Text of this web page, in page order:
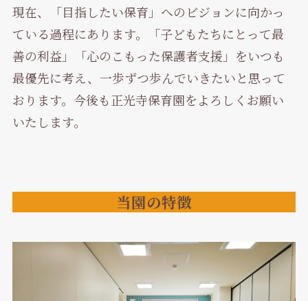
現在、「目指したい保育」へのビジョンに向かっ
ている過程にあります。「子どもたちにとって最
善の利益」「心のこもった保護者支援」をいつも
最優先に考え、一歩ずつ歩んでいきたいと思って
おります。今後も正光寺保育園をよろしくお願い
いたします。
当園の特徴